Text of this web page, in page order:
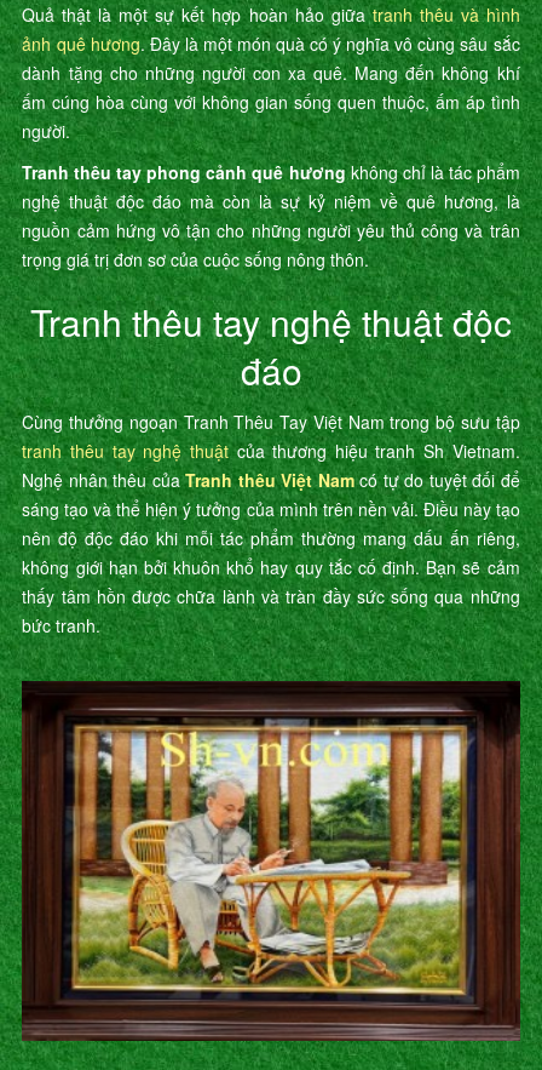
Quả thật là một sự kết hợp hoàn hảo giữatranh thêu và hình
ảnh quê hương. Đây là một món quà có ý nghĩa vô cùng sâu sắc
dành tặng cho những người con xa quê. Mang đến không khí
ấm cúng hòa cùng với không gian sống quen thuộc, ấm áp tình
người.
Tranh thêu tay phong cảnh quê hươngkhông chỉ là tác phẩm
nghệ thuật độc đáo mà còn là sự kỷ niệm về quê hương, là
nguồn cảm hứng vô tận cho những người yêu thủ công và trân
trọng giá trị đơn sơ của cuộc sống nông thôn.
Tranh thêu tay nghệ thuật độc
đáo
Cùng thưởng ngoạn Tranh Thêu Tay Việt Nam trong bộ sưu tập
tranh thêu tay nghệ thuậtcủa thương hiệu tranh Sh Vietnam.
Nghệ nhân thêu củaTranh thêu Việt Namcó tự do tuyệt đối để
sáng tạo và thể hiện ý tưởng của mình trên nền vải. Điều này tạo
nên độ độc đáo khi mỗi tác phẩm thường mang dấu ấn riêng,
không giới hạn bởi khuôn khổ hay quy tắc cố định. Bạn sẽ cảm
thấy tâm hồn được chữa lành và tràn đầy sức sống qua những
bức tranh.